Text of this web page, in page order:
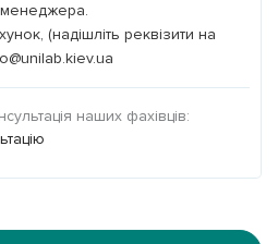
менеджера.
(надішліть реквізити на
наших фахівців: